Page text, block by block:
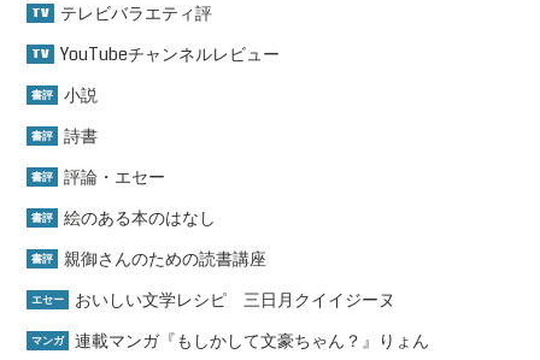
TV テレビバラエティ評
TV YouTubeチャンネルレビュー
書評 小説
書評 詩書
書評 評論・エセー
書評 絵のある本のはなし
書評 親御さんのための読書講座
エセー おいしい文学レシピ 三日月クイイジーヌ
マンガ 連載マンガ『もしかして文豪ちゃん？』りょん